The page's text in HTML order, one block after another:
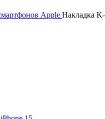
Apple Накладка